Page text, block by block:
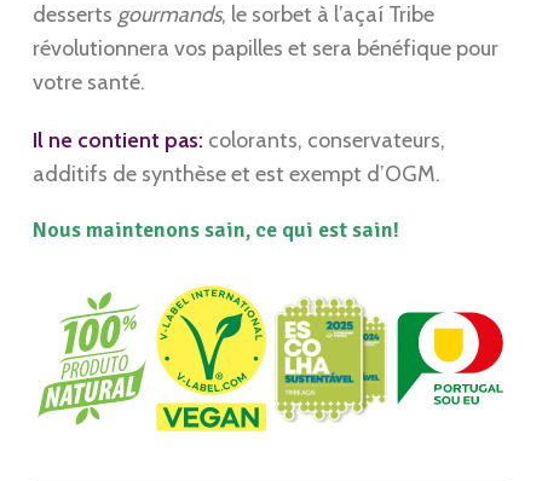
desserts gourmands, le sorbet à l’açaí Tribe
révolutionnera vos papilles et sera bénéfique pour
votre santé.
Il ne contient pas: colorants, conservateurs,
additifs de synthèse et est exempt d’OGM.
Nous maintenons sain, ce qui est sain!